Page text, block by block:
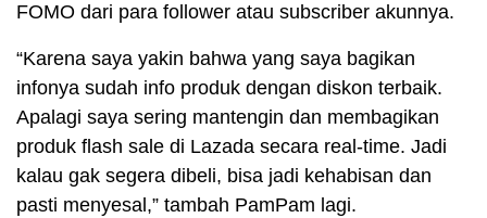
FOMO dari para follower atau subscriber akunnya.
“Karena saya yakin bahwa yang saya bagikan
infonya sudah info produk dengan diskon terbaik.
Apalagi saya sering mantengin dan membagikan
produk flash sale di Lazada secara real-time. Jadi
kalau gak segera dibeli, bisa jadi kehabisan dan
pasti menyesal,” tambah PamPam lagi.